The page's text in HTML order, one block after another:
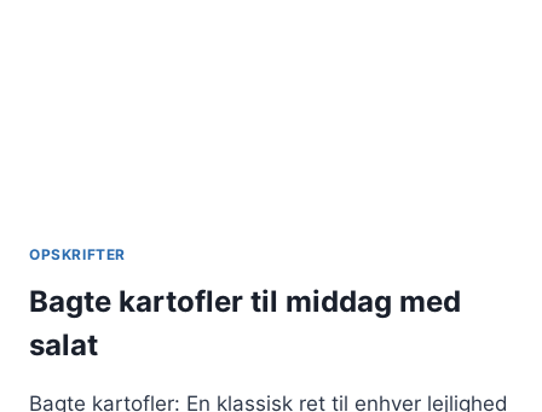
OPSKRIFTER
Bagte kartofler til middag med
salat
Bagte kartofler: En klassisk ret til enhver lejlighed